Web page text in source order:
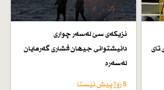
تای
نزیكەی سێ لەسەر چواری
دانیشتوانی جیهان فشاری گەرمایان
لەسەرە
5 رۆژ پێش ئێستا